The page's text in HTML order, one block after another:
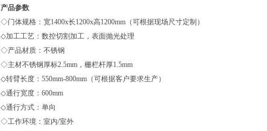
产品参数
◇门体规格：宽1400x长1200x高1200mm（可根据现场尺寸定制）
◇加工工艺：数控切割加工，表面抛光处理
◇产品材质：不锈钢
◇主材不锈钢厚标2.5mm，栅栏杆厚1.5mm
◇转臂长度：550mm-800mm（可根据客户要求生产）
◇通行宽度：600mm
◇通行方式：单向
◇工作环境：室内/室外